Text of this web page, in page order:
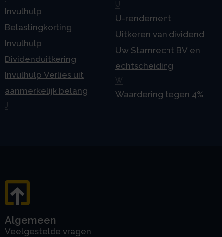
Invulhulp
Belastingkorting
Invulhulp
Dividenduitkering
Invulhulp Verlies uit
aanmerkelijk belang
J
U
U-rendement
Uitkeren van dividend
Uw Stamrecht BV en
echtscheiding
W
Waardering tegen 4%
Algemeen
Veelgestelde vragen